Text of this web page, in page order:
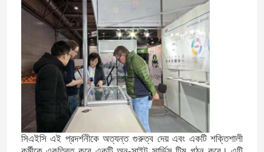
সিএইসি এই প্রদর্শনীকে অত্যন্ত গুরুত্ব দেয় এবং একটি শক্তিশালী